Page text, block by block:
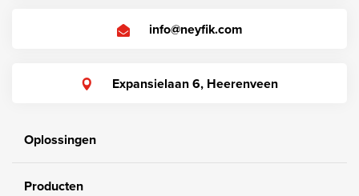
info@neyfik.com
Expansielaan 6, Heerenveen
Oplossingen
Producten